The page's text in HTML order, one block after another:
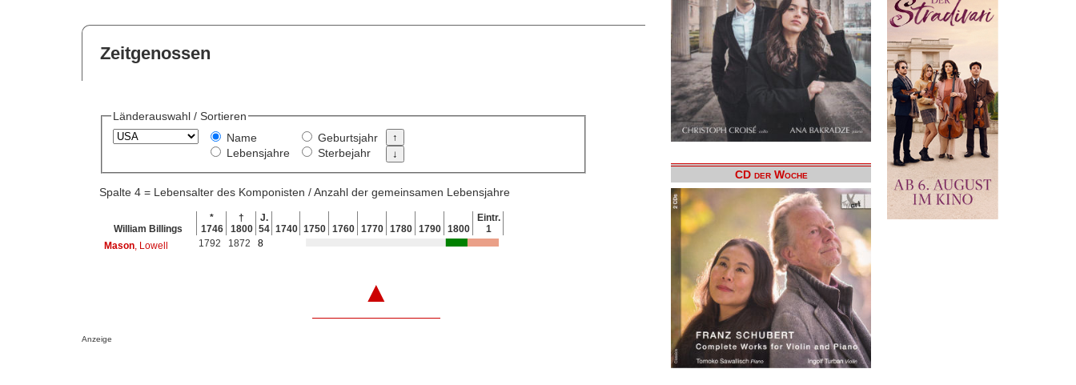
Zeitgenossen
Länderauswahl / Sortieren
Name
Lebensjahre
Geburtsjahr
Sterbejahr
Spalte 4 = Lebensalter des Komponisten / Anzahl der gemeinsamen Lebensjahre
William Billings
*
1746
†
1800
J.
54 1740 1750 1760 1770 1780 1790 1800
Eintr.
1
Mason, Lowell 1792 1872 8
▲
Anzeige
CD der Woche